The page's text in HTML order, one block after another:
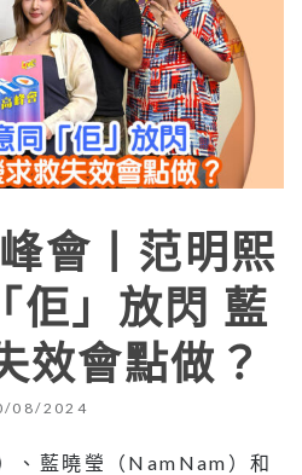
會丨范明熙
佢」放閃 藍
效會點做？
08/2024
、藍曉瑩（NamNam）和